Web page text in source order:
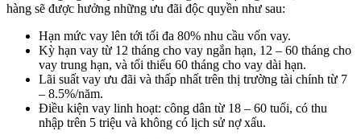
hàng sẽ được hưởng những ưu đãi độc quyền như sau:
Hạn mức vay lên tới tối đa 80% nhu cầu vốn vay.
Kỳ hạn vay từ 12 tháng cho vay ngắn hạn, 12 – 60 tháng cho
vay trung hạn, và tối thiểu 60 tháng cho vay dài hạn.
Lãi suất vay ưu đãi và thấp nhất trên thị trường tài chính từ 7
– 8.5%/năm.
Điều kiện vay linh hoạt: công dân từ 18 – 60 tuổi, có thu
nhập trên 5 triệu và không có lịch sử nợ xấu.